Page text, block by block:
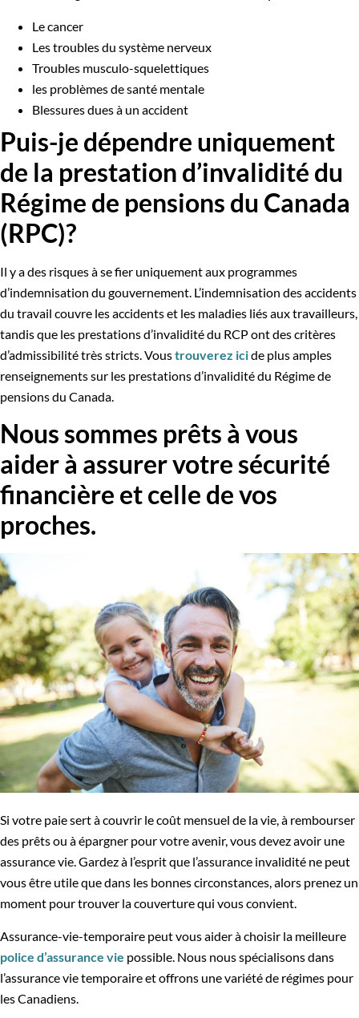
Le cancer
Les troubles du système nerveux
Troubles musculo-squelettiques
les problèmes de santé mentale
Blessures dues à un accident
Puis-je dépendre uniquement
de la prestation d’invalidité du
Régime de pensions du Canada
(RPC)?
Il y a des risques à se fier uniquement aux programmes
d’indemnisation du gouvernement. L’indemnisation des accidents
du travail couvre les accidents et les maladies liés aux travailleurs,
tandis que les prestations d’invalidité du RCP ont des critères
d’admissibilité très stricts. Voustrouverez icide plus amples
renseignements sur les prestations d’invalidité du Régime de
pensions du Canada.
Nous sommes prêts à vous
aider à assurer votre sécurité
financière et celle de vos
proches.
Si votre paie sert à couvrir le coût mensuel de la vie, à rembourser
des prêts ou à épargner pour votre avenir, vous devez avoir une
assurance vie. Gardez à l’esprit que l’assurance invalidité ne peut
vous être utile que dans les bonnes circonstances, alors prenez un
moment pour trouver la couverture qui vous convient.
Assurance-vie-temporaire peut vous aider à choisir la meilleure
police d’assurance vie possible. Nous nous spécialisons dans
l’assurance vie temporaire et offrons une variété de régimes pour
les Canadiens.